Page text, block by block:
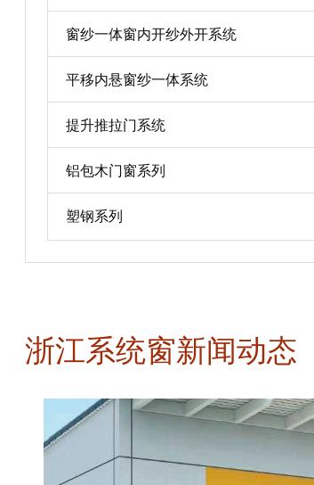
窗纱一体窗内开纱外开系统
平移内悬窗纱一体系统
提升推拉门系统
铝包木门窗系列
塑钢系列
AWD-PC80
隔热性能，真正做到节能、合理。
宝贝详情
浙江系统窗新闻动态